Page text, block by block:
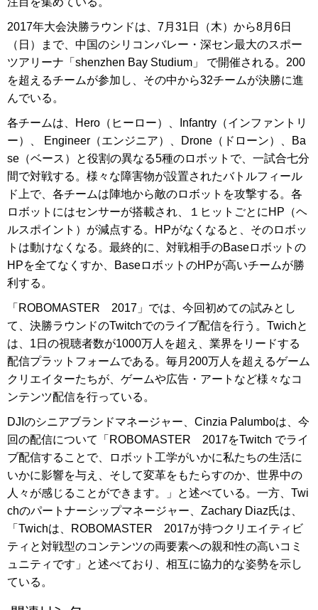
2017年大会決勝ラウンドは、7月31日（木）から8月6日
（日）まで、中国のシリコンバレー・深セン最大のスポー
ツアリーナ「shenzhen Bay Studium」 で開催される。200
を超えるチームが参加し、その中から32チームが決勝に進
んでいる。
各チームは、Hero（ヒーロー）、Infantry（インファントリ
ー）、 Engineer（エンジニア）、Drone（ドローン）、Ba
se（ベース）と役割の異なる5種のロボットで、一試合七分
間で対戦する。様々な障害物が設置されたバトルフィール
ド上で、各チームは陣地から敵のロボットを攻撃する。各
ロボットにはセンサーが搭載され、１ヒットごとにHP（ヘ
ルスポイント）が減点する。HPがなくなると、そのロボッ
トは動けなくなる。最終的に、対戦相手のBaseロボットの
HPを全てなくすか、BaseロボットのHPが高いチームが勝
利する。
「ROBOMASTER 2017」では、今回初めての試みとし
て、決勝ラウンドのTwitchでのライブ配信を行う。Twichと
は、1日の視聴者数が1000万人を超え、業界をリードする
配信プラットフォームである。毎月200万人を超えるゲーム
クリエイターたちが、ゲームや広告・アートなど様々なコ
ンテンツ配信を行っている。
DJIのシニアブランドマネージャー、Cinzia Palumboは、今
回の配信について「ROBOMASTER 2017をTwitch でライ
ブ配信することで、ロボット工学がいかに私たちの生活に
いかに影響を与え、そして変革をもたらすのか、世界中の
人々が感じることができます。」と述べている。一方、Twi
chのパートナーシップマネージャー、Zachary Diaz氏は、
「Twichは、ROBOMASTER 2017が持つクリエイティビ
ティと対戦型のコンテンツの両要素への親和性の高いコミ
ュニティです」と述べており、相互に協力的な姿勢を示し
ている。